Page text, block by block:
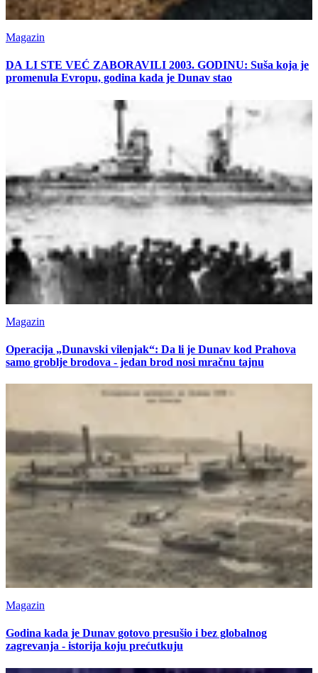
Magazin
DA LI STE VEĆ ZABORAVILI 2003. GODINU: Suša koja je
promenula Evropu, godina kada je Dunav stao
Magazin
Operacija „Dunavski vilenjak“: Da li je Dunav kod Prahova
samo groblje brodova - jedan brod nosi mračnu tajnu
Magazin
Godina kada je Dunav gotovo presušio i bez globalnog
zagrevanja - istorija koju prećutkuju